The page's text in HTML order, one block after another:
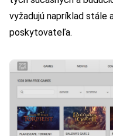
vyžadujú napríklad stále
poskytovateľa.